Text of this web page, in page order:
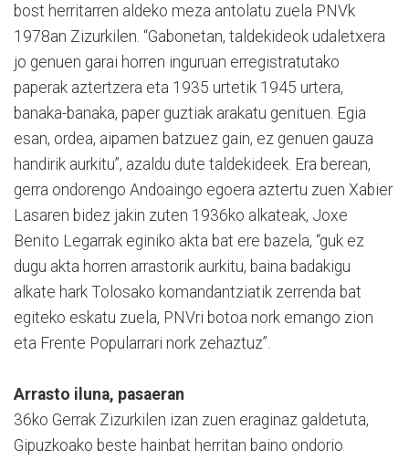
bost herritarren aldeko meza antolatu zuela PNVk
1978an Zizurkilen. “Gabonetan, taldekideok udaletxera
jo genuen garai horren inguruan erregistratutako
paperak aztertzera eta 1935 urtetik 1945 urtera,
banaka-banaka, paper guztiak arakatu genituen. Egia
esan, ordea, aipamen batzuez gain, ez genuen gauza
handirik aurkitu”, azaldu dute taldekideek. Era berean,
gerra ondorengo Andoaingo egoera aztertu zuen Xabier
Lasaren bidez jakin zuten 1936ko alkateak, Joxe
Benito Legarrak eginiko akta bat ere bazela, “guk ez
dugu akta horren arrastorik aurkitu, baina badakigu
alkate hark Tolosako komandantziatik zerrenda bat
egiteko eskatu zuela, PNVri botoa nork emango zion
eta Frente Popularrari nork zehaztuz”.
Arrasto iluna, pasaeran
36ko Gerrak Zizurkilen izan zuen eraginaz galdetuta,
Gipuzkoako beste hainbat herritan baino ondorio